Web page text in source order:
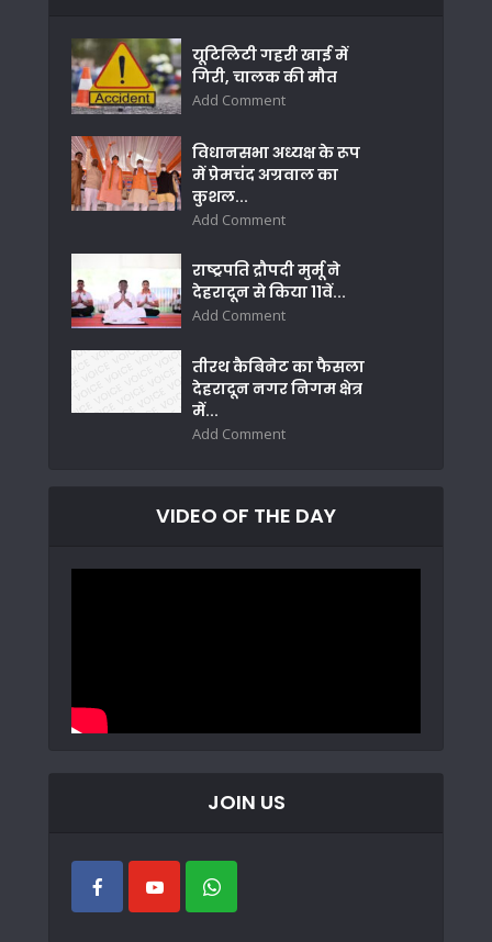
यूटिलिटी गहरी खाई में
गिरी, चालक की मौत
Add Comment
विधानसभा अध्यक्ष के रूप
में प्रेमचंद अग्रवाल का
कुशल...
Add Comment
राष्ट्रपति द्रौपदी मुर्मू ने
देहरादून से किया 11वें...
Add Comment
तीरथ कैबिनेट का फैसला
देहरादून नगर निगम क्षेत्र
में...
Add Comment
VIDEO OF THE DAY
JOIN US